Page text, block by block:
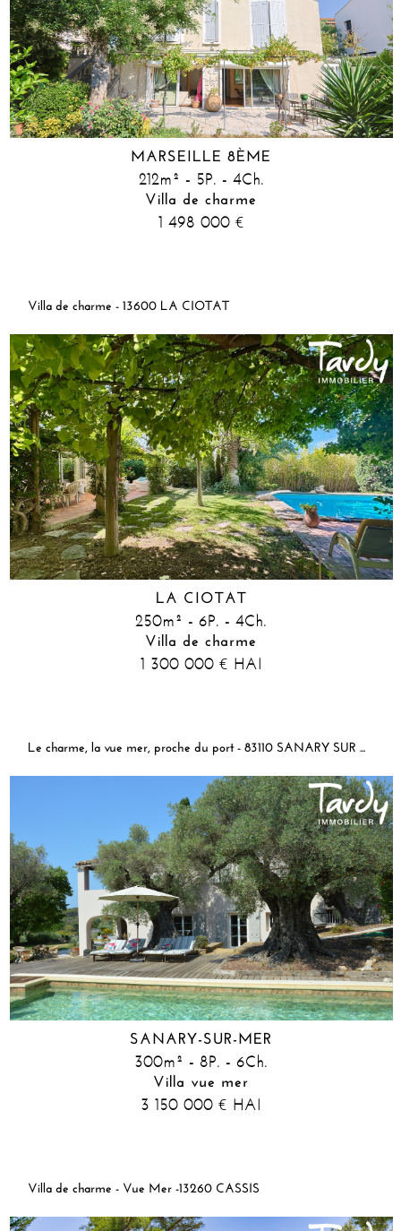
MARSEILLE 8ÈME
212m² - 5P. - 4Ch.
Villa de charme
1 498 000 €
Villa de charme - 13600 LA CIOTAT
LA CIOTAT
250m² - 6P. - 4Ch.
Villa de charme
1 300 000 € HAI
Le charme, la vue mer, proche du port - 83110 SANARY SUR MER
SANARY-SUR-MER
300m² - 8P. - 6Ch.
Villa vue mer
3 150 000€ HAI
Villa de charme - Vue Mer -13260 CASSIS